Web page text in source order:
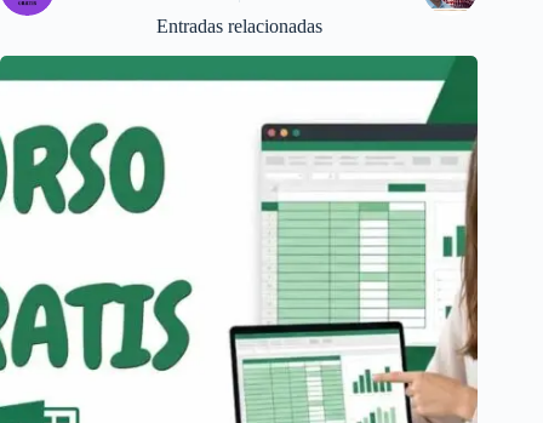
Entradas relacionadas